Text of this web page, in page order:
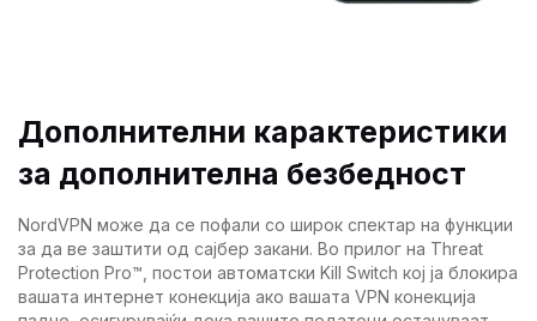
Дополнителни карактеристики
за дополнителна безбедност
NordVPN може да се пофали со широк спектар на функции
за да ве заштити од сајбер закани. Во прилог на Threat
Protection Pro™, постои автоматски Kill Switch кој ја блокира
вашата интернет конекција ако вашата VPN конекција